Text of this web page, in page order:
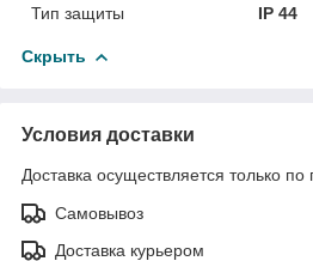
Тип защиты
IP 44
Скрыть
Условия доставки
Доставка осуществляется только по
Самовывоз
Доставка курьером